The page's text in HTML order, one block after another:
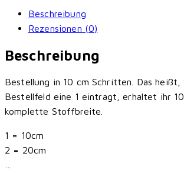
Beschreibung
Rezensionen (0)
Beschreibung
Bestellung in 10 cm Schritten. Das heißt,
Bestellfeld eine 1 eintragt, erhaltet ihr
komplette Stoffbreite.
1 = 10cm
2 = 20cm